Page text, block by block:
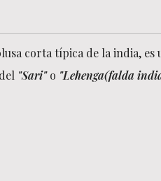
corta típica de la india, es
"Sari"o "Lehenga(falda